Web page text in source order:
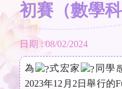
初賽（數學科
日期 : 08/02/2024
為 式宏家
同學
2023年12月2日舉行的